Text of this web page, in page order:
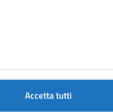
Accetta tutti